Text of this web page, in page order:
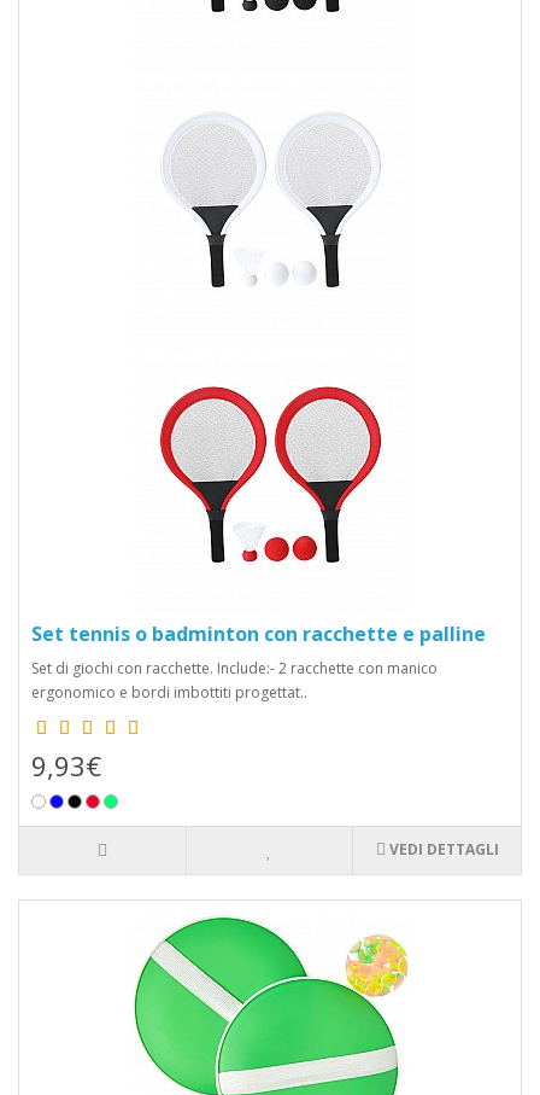
Set tennis o badminton con racchette e palline
Set di giochi con racchette. Include:- 2 racchette con manico
ergonomico e bordi imbottiti progettat..
9,93€
VEDI DETTAGLI